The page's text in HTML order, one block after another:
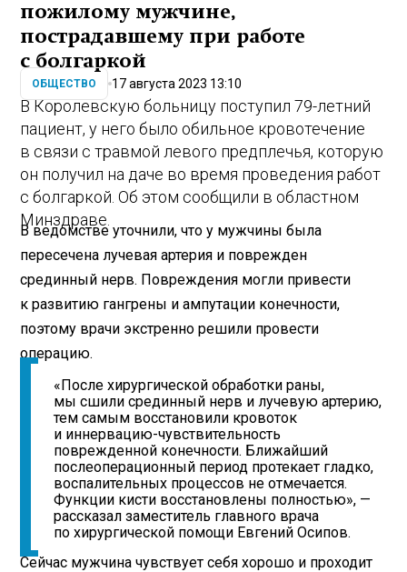
пожилому мужчине,
пострадавшему при работе
с болгаркой
ОБЩЕСТВО 17 августа 2023 13:10
В Королевскую больницу поступил 79-летний
пациент, у него было обильное кровотечение
в связи с травмой левого предплечья, которую
он получил на даче во время проведения работ
с болгаркой. Об этом сообщили в областном
Минздраве.
В ведомстве уточнили, что у мужчины была
пересечена лучевая артерия и поврежден
срединный нерв. Повреждения могли привести
к развитию гангрены и ампутации конечности,
поэтому врачи экстренно решили провести
операцию.
«После хирургической обработки раны,
мы сшили срединный нерв и лучевую артерию,
тем самым восстановили кровоток
и иннервацию-чувствительность
поврежденной конечности. Ближайший
послеоперационный период протекает гладко,
воспалительных процессов не отмечается.
Функции кисти восстановлены полностью», —
рассказал заместитель главного врача
по хирургической помощи Евгений Осипов.
Сейчас мужчина чувствует себя хорошо и проходит